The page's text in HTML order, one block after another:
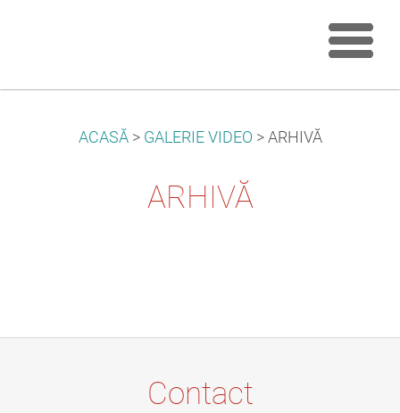
ACASĂ > GALERIE VIDEO > ARHIVĂ
ARHIVĂ
Contact